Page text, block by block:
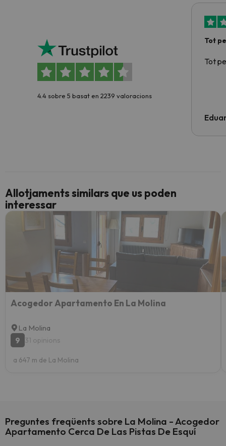
4.4 sobre 5 basat en 2239 valoracions
Tot
Tot
Allotjaments similars que us poden
interessar
Acogedor Apartamento En La Molina
La Molina
9
31 opinions
a 647 m de La Molina
Preguntes freqüents sobre La Molina - Acogedor
Apartamento Cerca De Las Pistas De Esquí